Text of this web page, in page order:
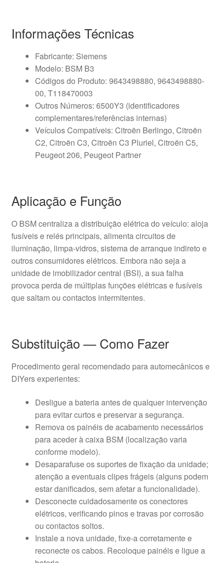
Informações Técnicas
Fabricante: Siemens
Modelo: BSM B3
Códigos do Produto: 9643498880, 9643498880-
00, T118470003
Outros Números: 6500Y3 (identificadores
complementares/referências internas)
Veículos Compatíveis: Citroën Berlingo, Citroën
C2, Citroën C3, Citroën C3 Pluriel, Citroën C5,
Peugeot 206, Peugeot Partner
Aplicação e Função
O BSM centraliza a distribuição elétrica do veículo: aloja
fusíveis e relés principais, alimenta circuitos de
iluminação, limpa-vidros, sistema de arranque indireto e
outros consumidores elétricos. Embora não seja a
unidade de imobilizador central (BSI), a sua falha
provoca perda de múltiplas funções elétricas e fusíveis
que saltam ou contactos intermitentes.
Substituição — Como Fazer
Procedimento geral recomendado para automecânicos e
DIYers experientes:
Desligue a bateria antes de qualquer intervenção
para evitar curtos e preservar a segurança.
Remova os painéis de acabamento necessários
para aceder à caixa BSM (localização varia
conforme modelo).
Desaparafuse os suportes de fixação da unidade;
atenção a eventuais clipes frágeis (alguns podem
estar danificados, sem afetar a funcionalidade).
Desconecte cuidadosamente os conectores
elétricos, verificando pinos e travas por corrosão
ou contactos soltos.
Instale a nova unidade, fixe-a corretamente e
reconecte os cabos. Recoloque painéis e ligue a